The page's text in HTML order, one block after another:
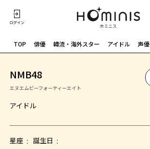
TOP 俳優 韓流・海外スター アイドル 声優
NMB48
エヌエムビーフォーティーエイト
アイドル
星座 誕生日